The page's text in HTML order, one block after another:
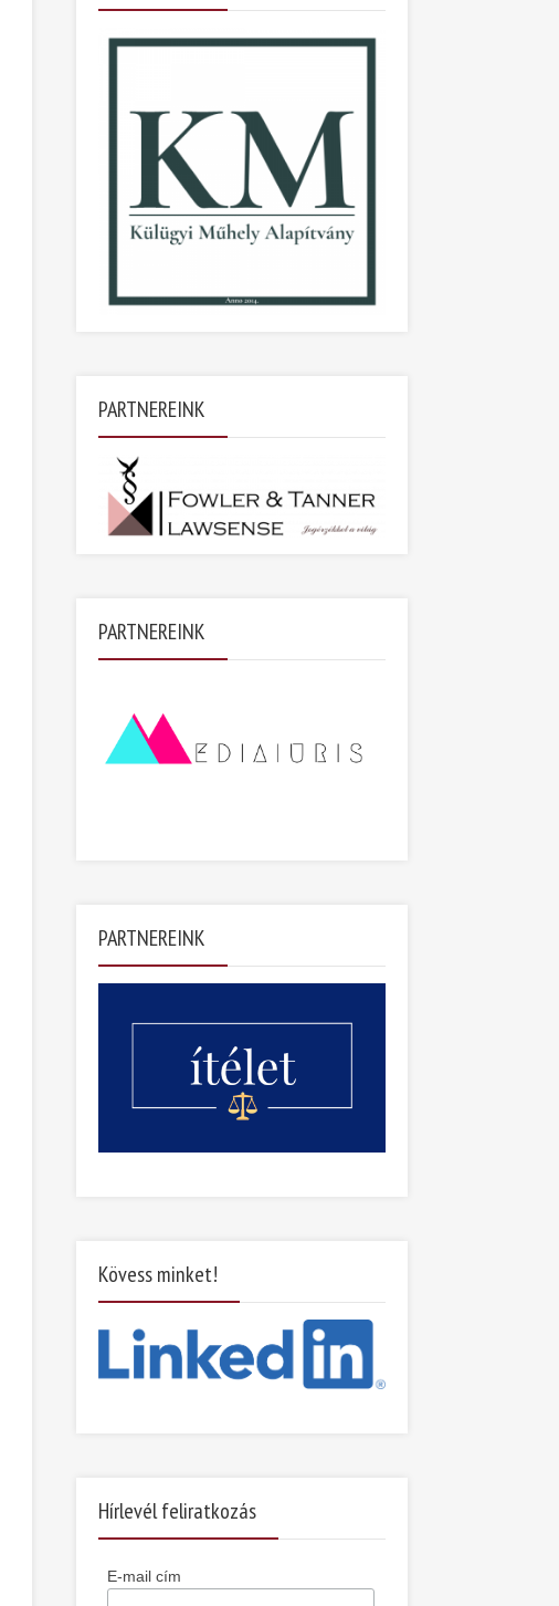
PARTNEREINK
PARTNEREINK
PARTNEREINK
Kövess minket!
Hírlevél feliratkozás
E-mail cím